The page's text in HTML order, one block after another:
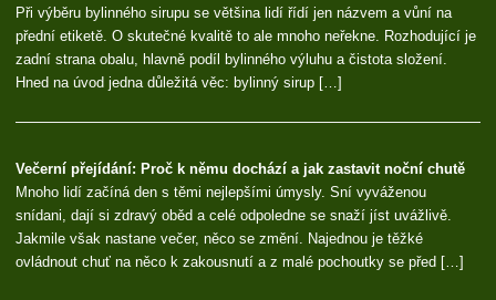
Při výběru bylinného sirupu se většina lidí řídí jen názvem a vůní na
přední etiketě. O skutečné kvalitě to ale mnoho neřekne. Rozhodující je
zadní strana obalu, hlavně podíl bylinného výluhu a čistota složení.
Hned na úvod jedna důležitá věc: bylinný sirup […]
Večerní přejídání: Proč k němu dochází a jak zastavit noční chutě
Mnoho lidí začíná den s těmi nejlepšími úmysly. Sní vyváženou
snídani, dají si zdravý oběd a celé odpoledne se snaží jíst uvážlivě.
Jakmile však nastane večer, něco se změní. Najednou je těžké
ovládnout chuť na něco k zakousnutí a z malé pochoutky se před […]